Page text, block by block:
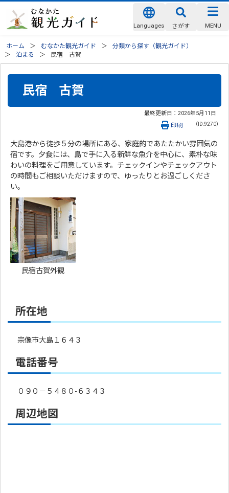
Languages さがす MENU
ホーム むなかた観光ガイド
分類から探す（観光ガイド）
泊まる
民宿 古賀
民宿 古賀
最終更新日： 2026年5月11日
（ID:9270）
印刷
大島港から徒歩５分の場所にある、家庭的であたたかい雰囲気の
宿です。夕食には、島で手に入る新鮮な魚介を中心に、素朴な味
わいの料理をご用意しています。チェックインやチェックアウト
の時間もご相談いただけますので、ゆったりとお過ごしくださ
い。
民宿古賀外観
所在地
宗像市大島１６４３
電話番号
０９０－５４８０-６３４３
周辺地図